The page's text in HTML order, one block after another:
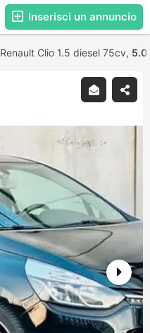
Inserisci un annuncio
Renault Clio 1.5 diesel 75cv,